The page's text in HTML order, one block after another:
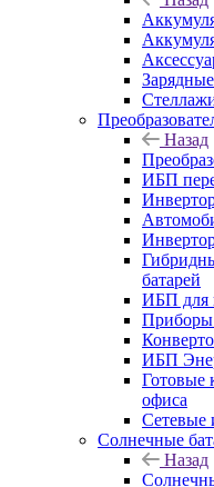
Назад
ИБП
батарей
ИБП для
Приборы
ИБП
Готовые
офиса
Сетевые
Солнечные
Назад